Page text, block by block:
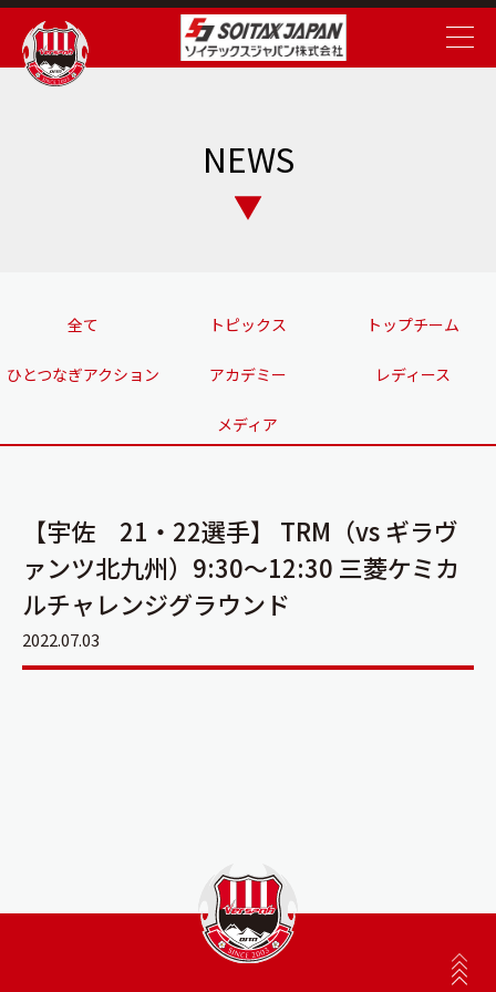
NEWS
全て トピックス トップチーム
ひとつなぎアクション アカデミー レディース
メディア
【宇佐 21・22選手】 TRM（vs ギラヴ
ァンツ北九州）9:30～12:30 三菱ケミカ
ルチャレンジグラウンド
2022.07.03